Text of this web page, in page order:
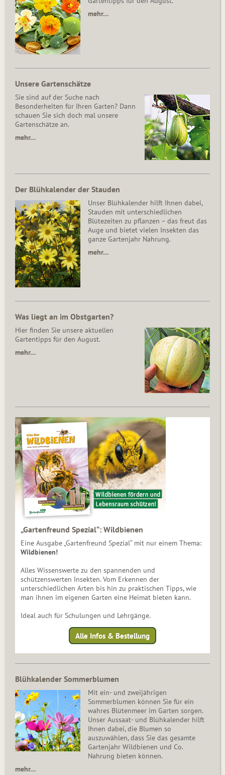
mehr…
Unsere Gartenschätze
Sie sind auf der Suche nach
Besonderheiten für Ihren Garten? Dann
schauen Sie sich doch mal unsere
Gartenschätze an.
mehr…
Der Blühkalender der Stauden
Unser Blühkalender hilft Ihnen dabei,
Stauden mit unterschiedlichen
Blütezeiten zu pflanzen – das freut das
Auge und bietet vielen Insekten das
ganze Gartenjahr Nahrung.
mehr…
Was liegt an im Obstgarten?
Hier finden Sie unsere aktuellen
Gartentipps für den August.
mehr…
„Gartenfreund Spezial“: Wildbienen
Eine Ausgabe „Gartenfreund Spezial“ mit nur einem Thema:
Wildbienen!
Alles Wissenswerte zu den spannenden und
schützenswerten Insekten. Vom Erkennen der
unterschiedlichen Arten bis hin zu praktischen Tipps, wie
man ihnen im eigenen Garten eine Heimat bieten kann.
Ideal auch für Schulungen und Lehrgänge.
Alle Infos & Bestellung
Blühkalender Sommerblumen
Mit ein- und zweijährigen
Sommerblumen können Sie für ein
wahres Blütenmeer im Garten sorgen.
Unser Aussaat- und Blühkalender hilft
Ihnen dabei, die Blumen so
auszuwählen, dass Sie das gesamte
Gartenjahr Wildbienen und Co.
Nahrung bieten können.
mehr…